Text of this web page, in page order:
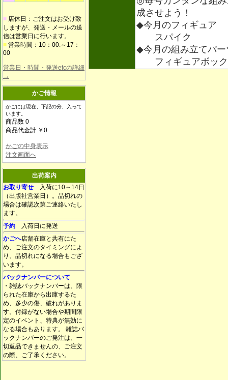
■ 店休日：ご注文はお受け致
しますが、発送・メールの送
信は営業日に行います。
■ 営業時間：10：00.～17：
00
営業日・時間・発送etcの詳細
→
かご情報
かごには現在、下記の分、入って
います。
商品数 0
商品代金計 ￥0
かごの中身表示
注文画面へ
出荷案内
お取り寄せ 入荷に10～14日
（出版社営業日）。品切れの
場合は確認次第ご連絡いたし
ます。
予約 入荷日に発送
かごへ店舗在庫と共有にた
め、ご注文のタイミングによ
り、品切れになる場合もござ
います。
バックナンバーについて
・雑誌バックナンバーは、限
られた在庫から出庫するた
め、多少の傷、破れがありま
す。付録がない場合や期間限
定のイベント、特典が無効に
なる場合もあります。 雑誌バ
ックナンバーのご発注は、一
切返品できませんの、ご注文
の際、ご了承ください。
成させよう！
◆今月のフィギュア
スパイク
◆今月の組み立てパー
フィギュアボック